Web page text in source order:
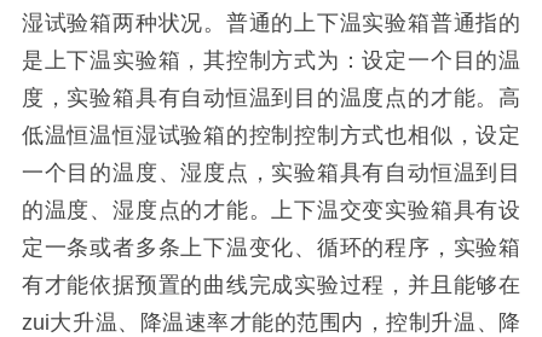
湿试验箱两种状况。普通的上下温实验箱普通指的
是上下温实验箱，其控制方式为：设定一个目的温
度，实验箱具有自动恒温到目的温度点的才能。高
低温恒温恒湿试验箱的控制控制方式也相似，设定
一个目的温度、湿度点，实验箱具有自动恒温到目
的温度、湿度点的才能。上下温交变实验箱具有设
定一条或者多条上下温变化、循环的程序，实验箱
有才能依据预置的曲线完成实验过程，并且能够在
zui大升温、降温速率才能的范围内，控制升温、降